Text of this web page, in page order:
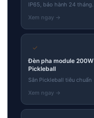
IP65, bảo hành 24 tháng.
✓
Đèn pha module 200W
Pickleball
Sân Pickleball tiêu chuẩn